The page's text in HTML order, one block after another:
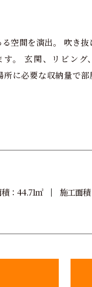
空間を演出。 吹き抜
。 玄関、リビング
所に必要な収納量で
：44.71㎡
施工面